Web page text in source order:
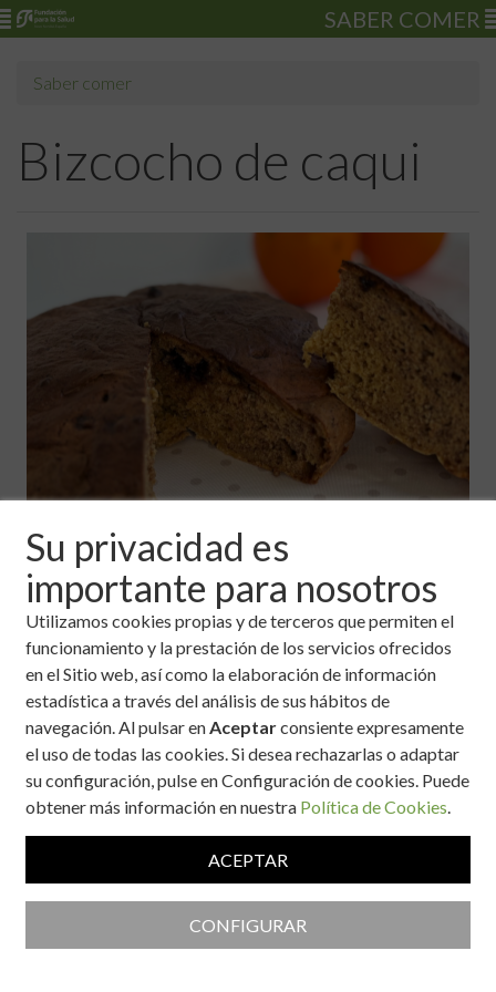
Su privacidad es
importante para nosotros
Utilizamos cookies propias y de terceros que permiten el
funcionamiento y la prestación de los servicios ofrecidos
en el Sitio web, así como la elaboración de información
estadística a través del análisis de sus hábitos de
navegación. Al pulsar enAceptarconsiente expresamente
el uso de todas las cookies. Si desea rechazarlas o adaptar
su configuración, pulse en Configuración de cookies. Puede
obtener más información en nuestra Política de Cookies.
ACEPTAR
CONFIGURAR
SABER COMER
Saber comer
Bizcocho de caqui
Ingredientes
2 caquis maduros
3 huevos
60g eritritol u otro endulzante
100 ml de aceite de oliva
200g de harina de arroz
1 sobre de levadura
1 cucharita de canela
Ralladura de limón o naranha
4 Personas